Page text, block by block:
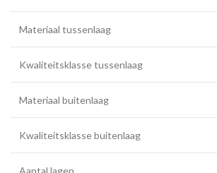
Materiaal tussenlaag
Kwaliteitsklasse tussenlaag
Materiaal buitenlaag
Kwaliteitsklasse buitenlaag
Aantal lagen